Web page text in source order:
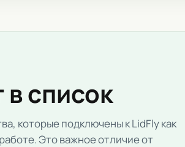
список
которые подключены к LidFly как
Это важное отличие от